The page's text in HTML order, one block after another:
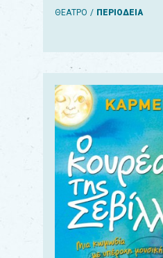
ΘΕΑΤΡΟ ΠΕΡΙΟΔΕΙΑ